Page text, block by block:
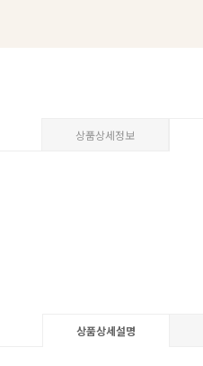
상품상세정보
상품상세설명